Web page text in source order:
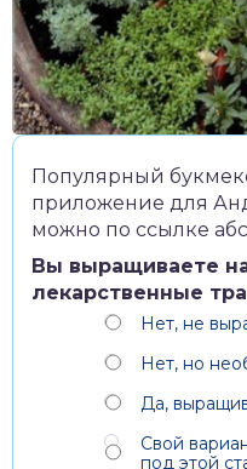
Популярный
приложение для
можно по ссылке
Вы выращиваете
лекарственные
Нет, не
Нет, но
Да,
Свой
под этой